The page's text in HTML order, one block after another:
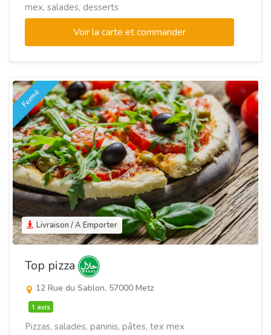
mex, salades, desserts
Voir la carte et commander
Livraison / A Emporter
Fermé
Top pizza
12 Rue du Sablon, 57000 Metz
1 avis
Pizzas, salades, paninis, pâtes, tex mex